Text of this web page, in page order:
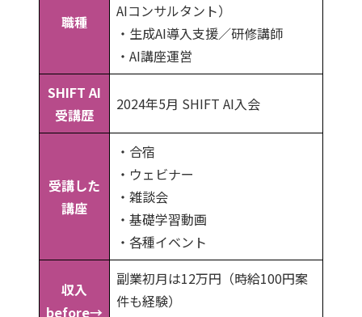
職種
AIコンサルタント）
・生成AI導入支援／研修講師
・AI講座運営
SHIFT AI
受講歴
2024年5月 SHIFT AI入会
受講した
講座
・合宿
・ウェビナー
・雑談会
・基礎学習動画
・各種イベント
収入
before→
副業初月は12万円（時給100円案
件も経験）